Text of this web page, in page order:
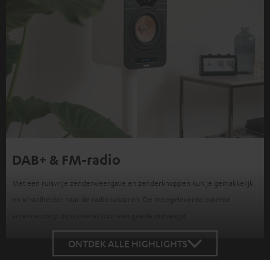
DAB+ & FM-radio
Met een ruisvrije zenderweergave en zenderknoppen kun je gemakkelijk
en kristalhelder naar de radio luisteren. De meegeleverde externe
ONTDEK ALLE HIGHLIGHTS